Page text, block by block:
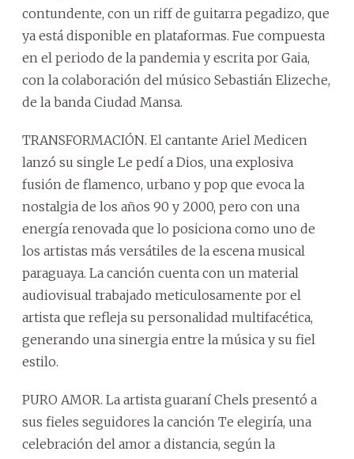
contundente, con un riff de guitarra pegadizo, que
ya está disponible en plataformas. Fue compuesta
en el periodo de la pandemia y escrita por Gaia,
con la colaboración del músico Sebastián Elizeche,
de la banda Ciudad Mansa.
TRANSFORMACIÓN. El cantante Ariel Medicen
lanzó su single Le pedí a Dios, una explosiva
fusión de flamenco, urbano y pop que evoca la
nostalgia de los años 90 y 2000, pero con una
energía renovada que lo posiciona como uno de
los artistas más versátiles de la escena musical
paraguaya. La canción cuenta con un material
audiovisual trabajado meticulosamente por el
artista que refleja su personalidad multifacética,
generando una sinergia entre la música y su fiel
estilo.
PURO AMOR. La artista guaraní Chels presentó a
sus fieles seguidores la canción Te elegiría, una
celebración del amor a distancia, según la